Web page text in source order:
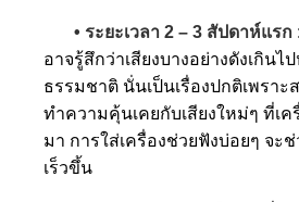
• ระยะเวลา 2 – 3 สัปดาห์แรก
อาจรู้สึกว่าเสียงบางอย่างดังเกินไ
ธรรมชาติ นั่นเป็นเรื่องปกติเพรา
ทำความคุ้นเคยกับเสียงใหม่ๆ ที่เค
มา การใส่เครื่องช่วยฟังบ่อยๆ จะ
เร็วขึ้น